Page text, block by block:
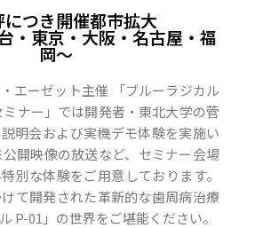
につき開催都市拡大
・東京・大阪・名古屋・福
岡〜
エーゼット主催 「ブルーラジカル
ナー」では開発者・東北大学の菅
明会および実機デモ体験を実施い
開映像の放送など、セミナー会場
別な体験をご用意しております。
て開発された革新的な歯周病治療
P-01」の世界をご堪能ください。